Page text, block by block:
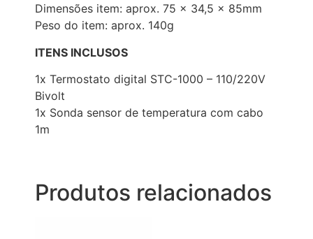
Dimensões item: aprox. 75 x 34,5 x 85mm
Peso do item: aprox. 140g
ITENS INCLUSOS
1x Termostato digital STC-1000 – 110/220V
Bivolt
1x Sonda sensor de temperatura com cabo
1m
Produtos relacionados